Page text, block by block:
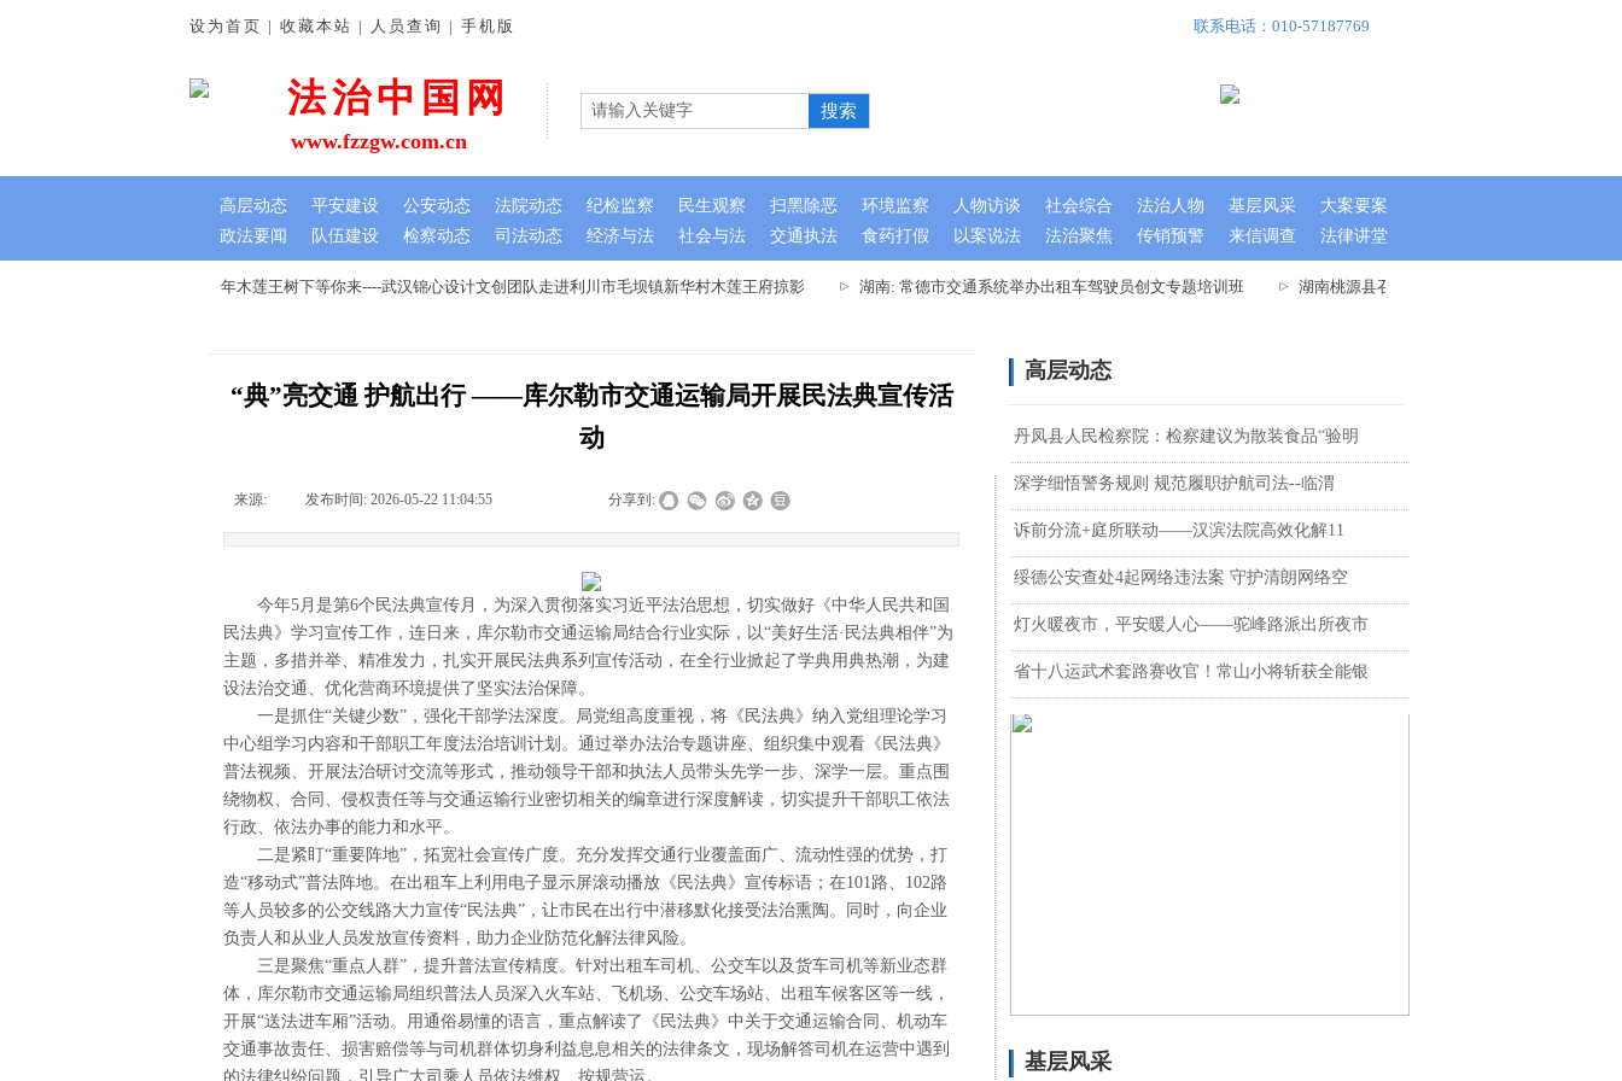
七夕文创节，我在千年木莲王树下等你来----武汉锦心设计文创团队走进利川市毛坝镇新华村木莲王府掠影 湖南: 常德市交通系统举办出租车驾驶员创文专题培训班 湖南桃源县召开文明城市指数测评迎检工作大会
法治中国网
政法要闻 队伍建设 检察动态 司法动态 经济与法 社会与法 交通执法 食药打假 以案说法 法治聚焦 传销预警 来信调查 法律讲堂
设为首页 | 收藏本站 | 人员查询 | 手机版 联系电话：010-57187769
搜索
www.fzzgw.com.cn
高层动态 平安建设 公安动态 法院动态 纪检监察 民生观察 扫黑除恶 环境监察 人物访谈 社会综合 法治人物 基层风采 大案要案
高层动态
“典”亮交通 护航出行 ——库尔勒市交通运输局开展民法典宣传活
动
来源: 发布时间: 2026-05-22 11:04:55 分享到:
今年5月是第6个民法典宣传月，为深入贯彻落实习近平法治思想，切实做好《中华人民共和国
民法典》学习宣传工作，连日来，库尔勒市交通运输局结合行业实际，以“美好生活·民法典相伴”为
主题，多措并举、精准发力，扎实开展民法典系列宣传活动，在全行业掀起了学典用典热潮，为建
设法治交通、优化营商环境提供了坚实法治保障。
一是抓住“关键少数”，强化干部学法深度。局党组高度重视，将《民法典》纳入党组理论学习
中心组学习内容和干部职工年度法治培训计划。通过举办法治专题讲座、组织集中观看《民法典》
普法视频、开展法治研讨交流等形式，推动领导干部和执法人员带头先学一步、深学一层。重点围
绕物权、合同、侵权责任等与交通运输行业密切相关的编章进行深度解读，切实提升干部职工依法
行政、依法办事的能力和水平。
二是紧盯“重要阵地”，拓宽社会宣传广度。充分发挥交通行业覆盖面广、流动性强的优势，打
造“移动式”普法阵地。在出租车上利用电子显示屏滚动播放《民法典》宣传标语；在101路、102路
等人员较多的公交线路大力宣传“民法典”，让市民在出行中潜移默化接受法治熏陶。同时，向企业
负责人和从业人员发放宣传资料，助力企业防范化解法律风险。
三是聚焦“重点人群”，提升普法宣传精度。针对出租车司机、公交车以及货车司机等新业态群
体，库尔勒市交通运输局组织普法人员深入火车站、飞机场、公交车场站、出租车候客区等一线，
开展“送法进车厢”活动。用通俗易懂的语言，重点解读了《民法典》中关于交通运输合同、机动车
交通事故责任、损害赔偿等与司机群体切身利益息息相关的法律条文，现场解答司机在运营中遇到
的法律纠纷问题，引导广大司乘人员依法维权、按规营运。
丹凤县人民检察院：检察建议为散装食品“验明
深学细悟警务规则 规范履职护航司法--临渭
诉前分流+庭所联动——汉滨法院高效化解11
绥德公安查处4起网络违法案 守护清朗网络空
灯火暖夜市，平安暖人心——驼峰路派出所夜市
省十八运武术套路赛收官！常山小将斩获全能银
基层风采